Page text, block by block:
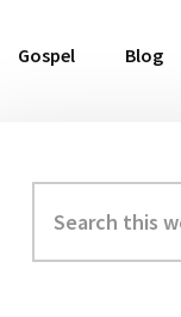
Gospel Blog
Primary
Sidebar
this
website